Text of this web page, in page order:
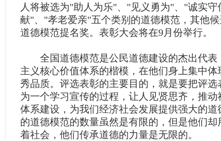
人将被选为"助人为乐"、"见义勇为"、"诚实
献"、"孝老爱亲"五个类别的道德模范，其他
道德模范提名奖。表彰大会将在9月份举行。
全国道德模范是公民道德建设的杰出代表
主义核心价值体系的楷模，在他们身上集中
秀品质。评选表彰的主要目的，就是要把评
为一个学习宣传的过程，让人见贤思齐，推
体系建设，为我们经济社会发展提供强大的
的道德模范的数量虽然是有限的，但是他们
着社会，他们传承道德的力量是无限的。